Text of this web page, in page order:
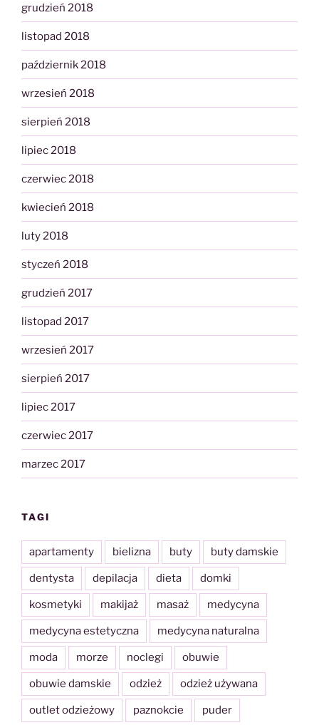
grudzień 2018
listopad 2018
październik 2018
wrzesień 2018
sierpień 2018
lipiec 2018
czerwiec 2018
kwiecień 2018
luty 2018
styczeń 2018
grudzień 2017
listopad 2017
wrzesień 2017
sierpień 2017
lipiec 2017
czerwiec 2017
marzec 2017
TAGI
apartamenty bielizna buty buty damskie
dentysta depilacja dieta domki
kosmetyki makijaż masaż medycyna
medycyna estetyczna medycyna naturalna
moda morze noclegi obuwie
obuwie damskie odzież odzież używana
outlet odzieżowy paznokcie puder